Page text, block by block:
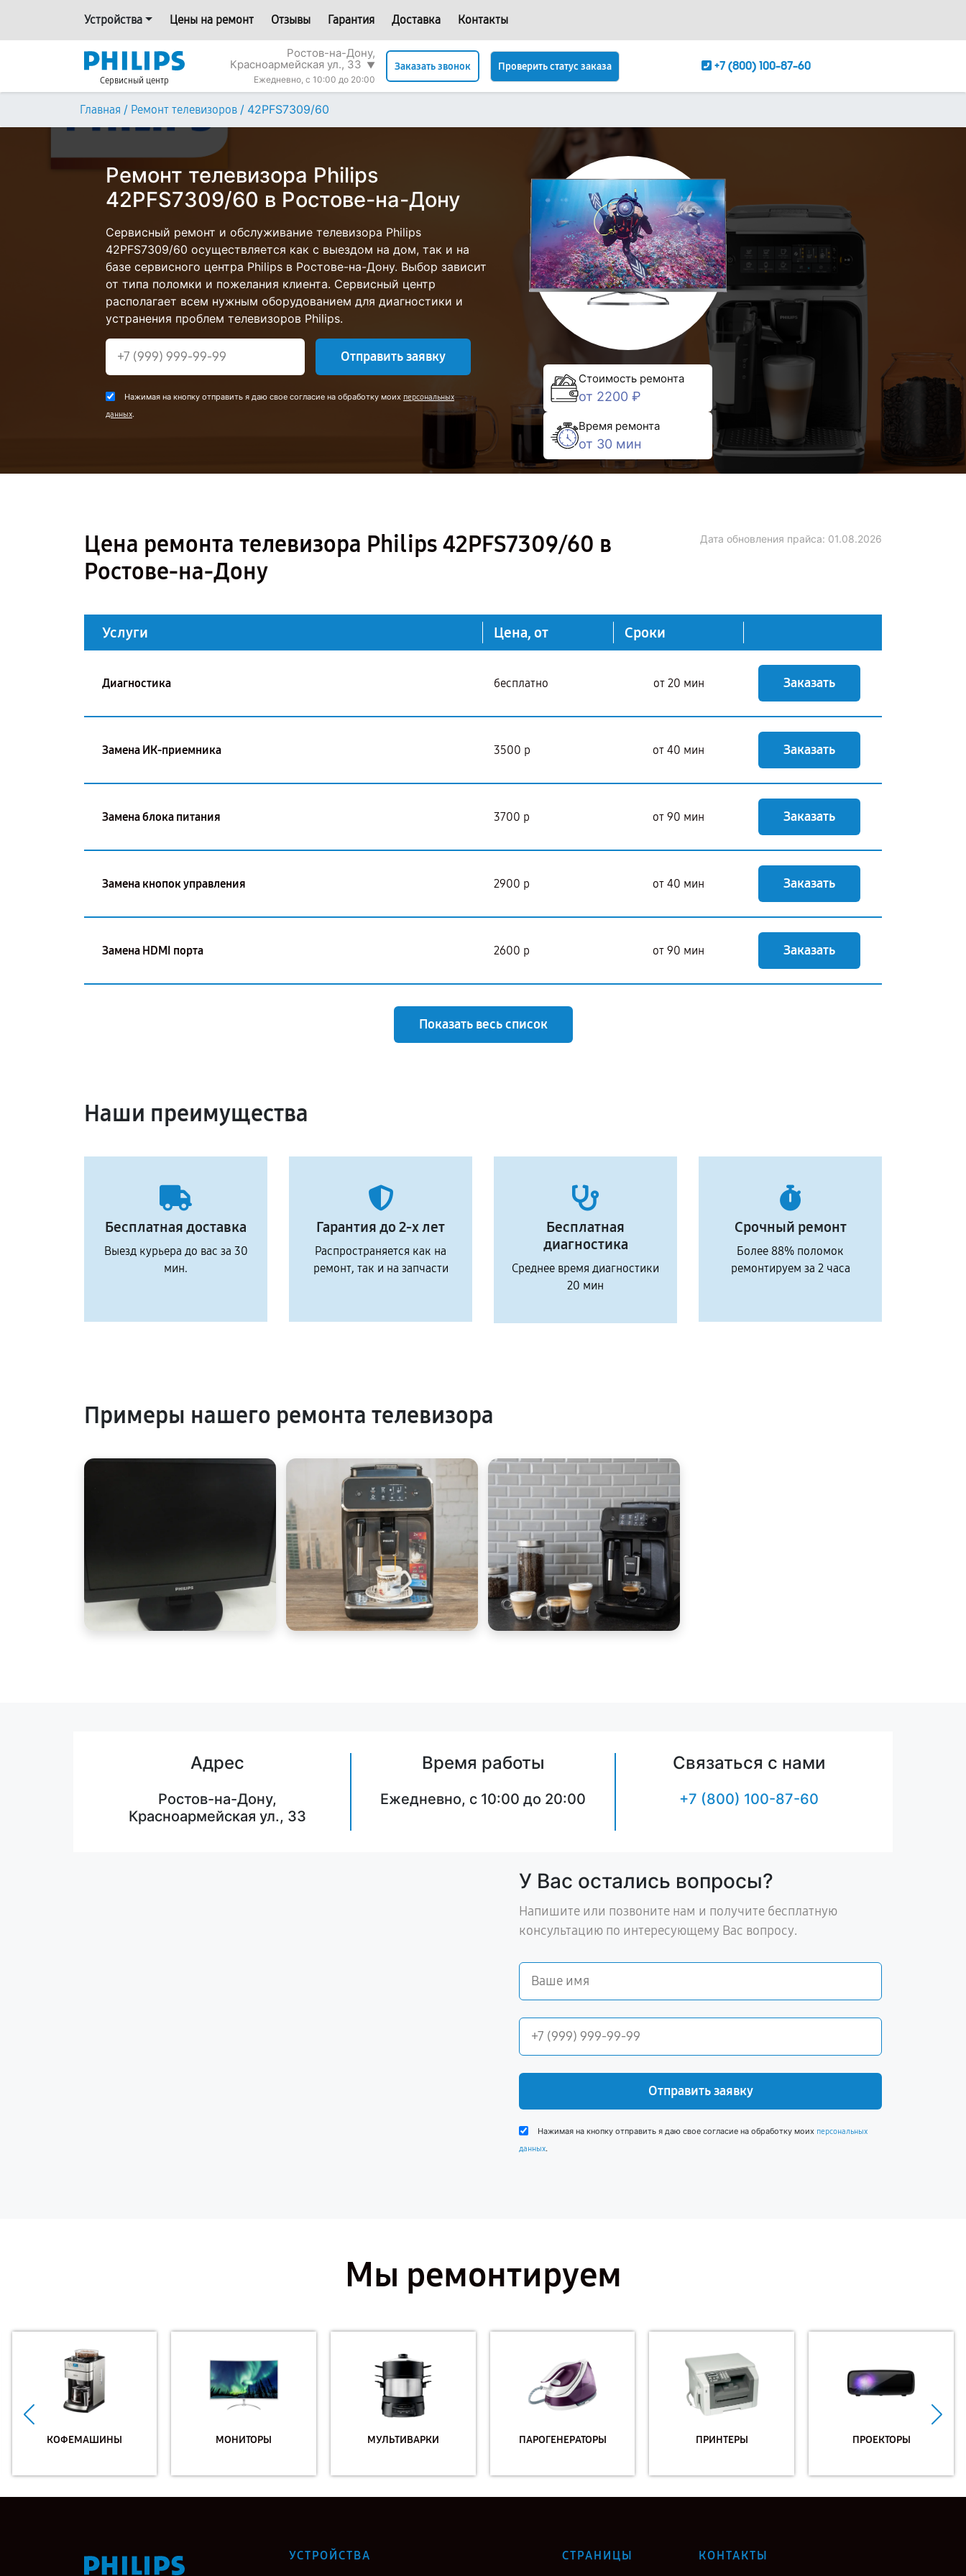
Устройства Цены на ремонт Отзывы Гарантия Доставка Контакты
Сервисный центр
Ростов-на-Дону,
Красноармейская ул., 33 ▼
Ежедневно, с 10:00 до 20:00
Заказать звонок Проверить статус заказа +7 (800) 100-87-60
Главная / Ремонт телевизоров / 42PFS7309/60
Ремонт телевизора Philips
42PFS7309/60 в Ростове-на-Дону
Сервисный ремонт и обслуживание телевизора Philips
42PFS7309/60 осуществляется как с выездом на дом, так и на
базе сервисного центра Philips в Ростове-на-Дону. Выбор зависит
от типа поломки и пожелания клиента. Сервисный центр
располагает всем нужным оборудованием для диагностики и
устранения проблем телевизоров Philips.
Отправить заявку
Нажимая на кнопку отправить я даю свое согласие на обработку моих персональных
данных.
Стоимость ремонта
от 2200 ₽
Время ремонта
от 30 мин
Цена ремонта телевизора Philips 42PFS7309/60 в
Ростове-на-Дону
Дата обновления прайса: 01.08.2026
Услуги Цена, от Сроки
Диагностика бесплатно от 20 мин Заказать
Замена ИК-приемника 3500 р от 40 мин Заказать
Замена блока питания 3700 р от 90 мин Заказать
Замена кнопок управления 2900 р от 40 мин Заказать
Замена HDMI порта 2600 р от 90 мин Заказать
Показать весь список
Наши преимущества
Бесплатная доставка
Выезд курьера до вас за 30
мин.
Гарантия до 2-х лет
Распространяется как на
ремонт, так и на запчасти
Бесплатная
диагностика
Среднее время диагностики
20 мин
Срочный ремонт
Более 88% поломок
ремонтируем за 2 часа
Примеры нашего ремонта телевизора
Адрес
Ростов-на-Дону,
Красноармейская ул., 33
Время работы
Ежедневно, с 10:00 до 20:00
Связаться с нами
+7 (800) 100-87-60
У Вас остались вопросы?
Напишите или позвоните нам и получите бесплатную
консультацию по интересующему Вас вопросу.
Отправить заявку
Нажимая на кнопку отправить я даю свое согласие на обработку моих персональных
данных.
Мы ремонтируем
КОФЕМАШИНЫ МОНИТОРЫ МУЛЬТИВАРКИ ПАРОГЕНЕРАТОРЫ ПРИНТЕРЫ ПРОЕКТОРЫ
УСТРОЙСТВА СТРАНИЦЫ КОНТАКТЫ